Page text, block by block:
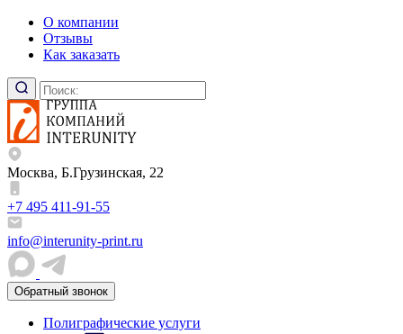
О компании
Отзывы
Как заказать
Москва, Б.Грузинская, 22
+7 495 411-91-55
info@interunity-print.ru
Обратный звонок
Полиграфические услуги